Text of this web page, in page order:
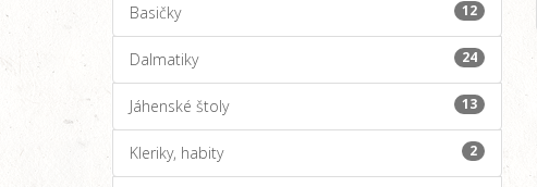
Basičky 12
Dalmatiky 24
Jáhenské štoly 13
Kleriky, habity 2